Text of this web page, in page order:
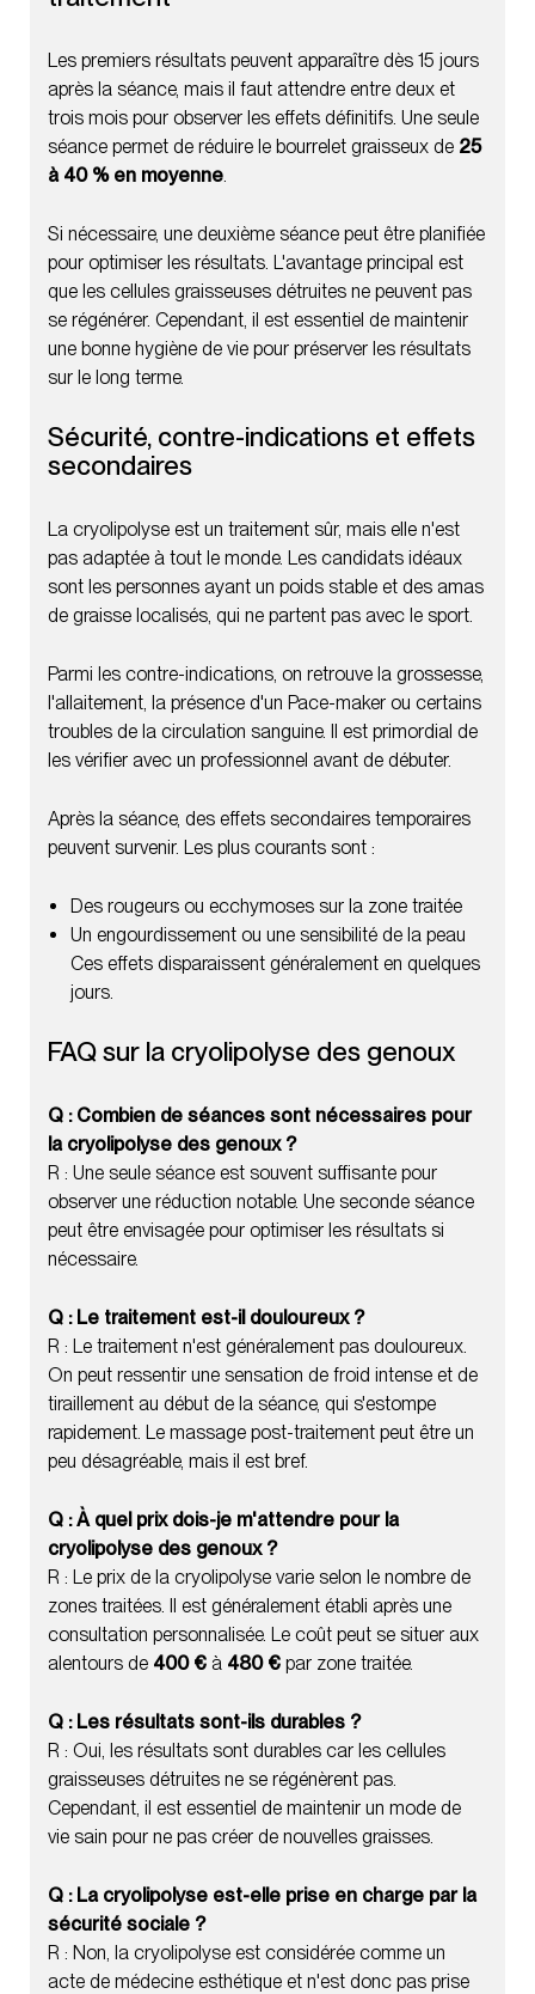
Les premiers résultats peuvent apparaître dès 15 jours
après la séance, mais il faut attendre entre deux et
trois mois pour observer les effets définitifs. Une seule
séance permet de réduire le bourrelet graisseux de 25
à 40 % en moyenne
Si nécessaire, une deuxième séance peut être planifiée
pour optimiser les résultats. L'avantage principal est
que les cellules graisseuses détruites ne peuvent pas
se régénérer. Cependant, il est essentiel de maintenir
une bonne hygiène de vie pour préserver les résultats
sur le long terme.
Sécurité, contre-indications et effets
secondaires
La cryolipolyse est un traitement sûr, mais elle n'est
pas adaptée à tout le monde. Les candidats idéaux
sont les personnes ayant un poids stable et des amas
de graisse localisés, qui ne partent pas avec le sport.
Parmi les contre-indications, on retrouve la grossesse,
l'allaitement, la présence d'un Pace-maker ou certains
troubles de la circulation sanguine. Il est primordial de
les vérifier avec un professionnel avant de débuter.
Après la séance, des effets secondaires temporaires
peuvent survenir. Les plus courants sont :
Des rougeurs ou ecchymoses sur la zone traitée
Un engourdissement ou une sensibilité de la peau
Ces effets disparaissent généralement en quelques
jours.
FAQ sur la cryolipolyse des genoux
Q : Combien de séances sont nécessaires pour
la cryolipolyse des genoux ?
R : Une seule séance est souvent suffisante pour
observer une réduction notable. Une seconde séance
peut être envisagée pour optimiser les résultats si
nécessaire.
Q : Le traitement est-il douloureux ?
R : Le traitement n'est généralement pas douloureux.
On peut ressentir une sensation de froid intense et de
tiraillement au début de la séance, qui s'estompe
rapidement. Le massage post-traitement peut être un
peu désagréable, mais il est bref.
Q : À quel prix dois-je m'attendre pour la
cryolipolyse des genoux ?
R : Le prix de la cryolipolyse varie selon le nombre de
zones traitées. Il est généralement établi après une
consultation personnalisée. Le coût peut se situer aux
alentours de 400 € à 480 € par zone traitée.
Q : Les résultats sont-ils durables ?
R : Oui, les résultats sont durables car les cellules
graisseuses détruites ne se régénèrent pas.
Cependant, il est essentiel de maintenir un mode de
vie sain pour ne pas créer de nouvelles graisses.
Q : La cryolipolyse est-elle prise en charge par la
sécurité sociale ?
R : Non, la cryolipolyse est considérée comme un
acte de médecine esthétique et n'est donc pas prise